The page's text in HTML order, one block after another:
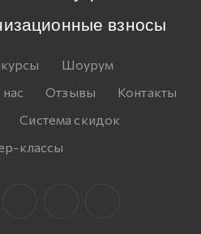
взносы
Шоурум
Отзывы
Контакты
Система скидок
классы